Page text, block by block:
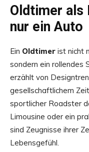
Oldtimer als
nur ein Auto
Ein Oldtimer ist nicht
sondern ein rollendes
erzählt von
gesellschaftlichem
sportlicher Roadster
Limousine oder ein
sind Zeugnisse ihrer
Lebensgefühl.